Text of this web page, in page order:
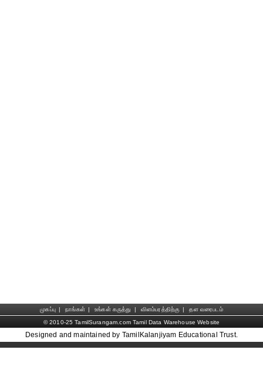
முகப்பு | நாங்கள் | உங்கள் கருத்து | விளம்பரத்திற்கு |
தள வரைபடம்
© 2010-25 TamilSurangam.com Tamil Data Warehouse Website
Designed and maintained by TamilKalanjiyam Educational Trust.